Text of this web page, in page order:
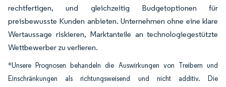
rechtfertigen, und gleichzeitig Budgetoptionen für
preisbewusste Kunden anbieten. Unternehmen ohne eine klare
Wertaussage riskieren, Marktanteile an technologiegestützte
Wettbewerber zu verlieren.
*Unsere Prognosen behandeln die Auswirkungen von Treibern und
Einschränkungen als richtungsweisend und nicht additiv. Die